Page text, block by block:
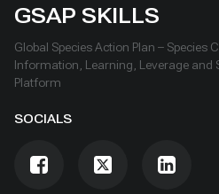
GSAP SKILLS
Global Species Action Plan – Species
Information, Learning, Leverage and
Platform
SOCIALS